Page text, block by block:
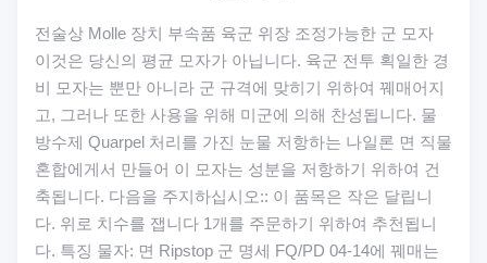
전술상 Molle 장치 부속품 육군 위장 조정가능한 군 모자
이것은 당신의 평균 모자가 아닙니다. 육군 전투 획일한 경
비 모자는 뿐만 아니라 군 규격에 맞히기 위하여 꿰매어지
고, 그러나 또한 사용을 위해 미군에 의해 찬성됩니다. 물
방수제 Quarpel 처리를 가진 눈물 저항하는 나일론 면 직물
혼합에게서 만들어 이 모자는 성분을 저항하기 위하여 건
축됩니다. 다음을 주지하십시오:: 이 품목은 작은 달립니
다. 위로 치수를 잽니다 1개를 주문하기 위하여 추천됩니
다. 특징 물자: 면 Ripstop 군 명세 FQ/PD 04-14에 꿰매는